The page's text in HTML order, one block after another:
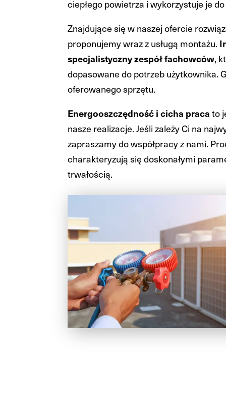
ciepłego powietrza i wykorzystuje je
Znajdujące się w naszej ofercie
proponujemy wraz z usługą montażu.
specjalistyczny zespół fachowców,
dopasowane do potrzeb użytkownika.
oferowanego sprzętu.
Energooszczędność i cicha pracato
nasze realizacje. Jeśli zależy Ci na
zapraszamy do współpracy z nami.
charakteryzują się doskonałymi
trwałością.